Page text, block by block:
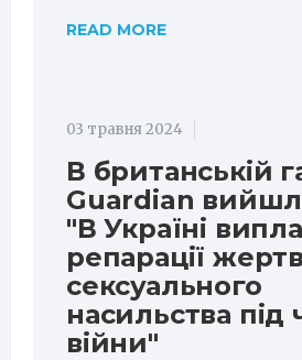
READ MORE
03 травня 2024
В британській
Guardian
"В Україні
репарації
сексуального
насильства під
війни"